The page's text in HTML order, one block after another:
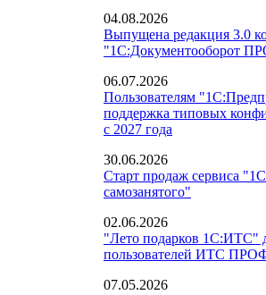
04.08.2026
Выпущена редакция 3.0
"1С:Документооборот
06.07.2026
Пользователям
поддержка типовых
с 2027 года
30.06.2026
Старт продаж сервиса
самозанятого"
02.06.2026
"Лето подарков 1С:ИТС"
пользователей ИТС
07.05.2026